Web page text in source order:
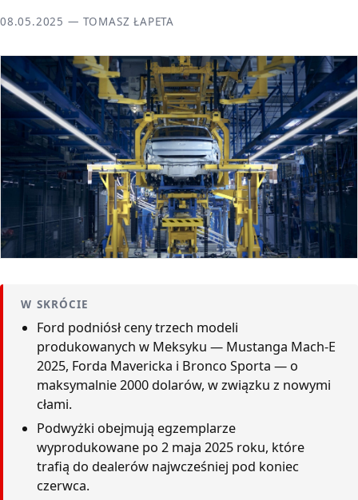
08.05.2025 — TOMASZ ŁAPETA
W SKRÓCIE
Ford podniósł ceny trzech modeli
produkowanych w Meksyku — Mustanga Mach-E
2025, Forda Mavericka i Bronco Sporta — o
maksymalnie 2000 dolarów, w związku z nowymi
cłami.
Podwyżki obejmują egzemplarze
wyprodukowane po 2 maja 2025 roku, które
trafią do dealerów najwcześniej pod koniec
czerwca.